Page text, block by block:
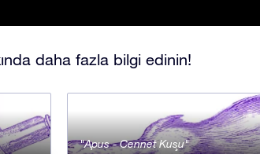
daha fazla bilgi edinin!
Apus - Cennet Kuşu